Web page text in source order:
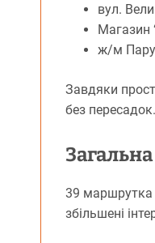
вул.
Магазин
ж/м
Завдяки
без пересадок.
39 маршрутка
збільшені